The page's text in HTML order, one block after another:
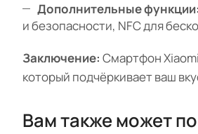
Дополнительные функции:
и безопасности, NFC для
Заключение: Смартфон
который подчёркивает ваш
Вам также может